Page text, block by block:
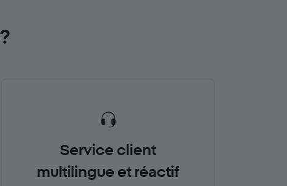
Service client
multilingue et réactif